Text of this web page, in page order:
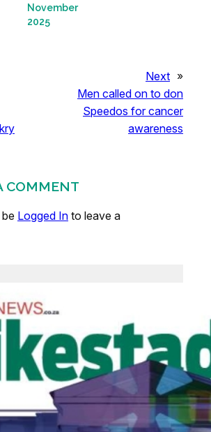
November
2025
Next »
Men called on to don
Speedos for cancer
awareness
COMMENT
Logged In to leave a